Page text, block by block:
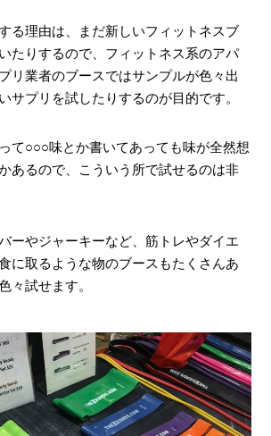
る理由は、まだ新しいフィットネスブ
たりするので、フィットネス系のアパ
リ業者のブースではサンプルが色々出
サプリを試したりするのが目的です。
て○○○味とか書いてあっても味が全然想
あるので、こういう所で試せるのは非
ーやジャーキーなど、筋トレやダイエ
に取るような物のブースもたくさんあ
々試せます。